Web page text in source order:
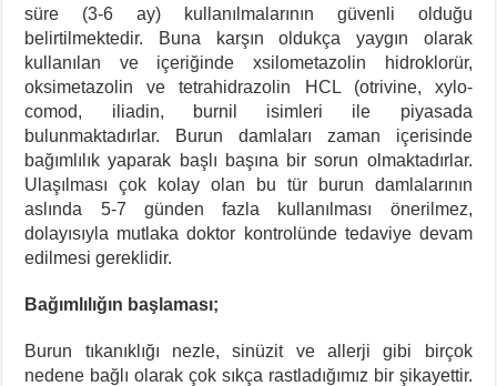
süre (3-6 ay) kullanılmalarının güvenli olduğu
belirtilmektedir. Buna karşın oldukça yaygın olarak
kullanılan ve içeriğinde xsilometazolin hidroklorür,
oksimetazolin ve tetrahidrazolin HCL (otrivine, xylo-
comod, iliadin, burnil isimleri ile piyasada
bulunmaktadırlar. Burun damlaları zaman içerisinde
bağımlılık yaparak başlı başına bir sorun olmaktadırlar.
Ulaşılması çok kolay olan bu tür burun damlalarının
aslında 5-7 günden fazla kullanılması önerilmez,
dolayısıyla mutlaka doktor kontrolünde tedaviye devam
edilmesi gereklidir.
Bağımlılığın başlaması;
Burun tıkanıklığı nezle, sinüzit ve allerji gibi birçok
nedene bağlı olarak çok sıkça rastladığımız bir şikayettir.